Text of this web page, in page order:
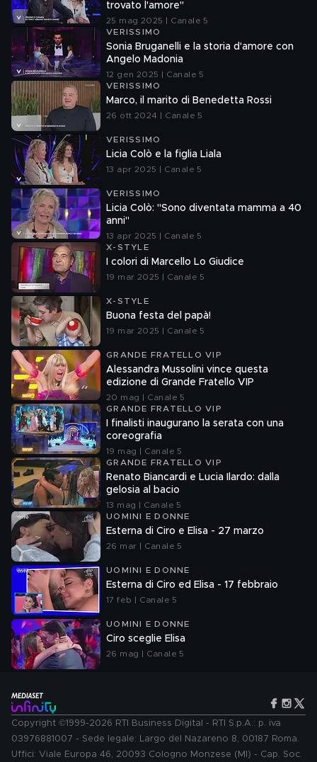
trovato l'amore"
25 mag 2025 | Canale 5
VERISSIMO
Sonia Bruganelli e la storia d'amore con
Angelo Madonia
12 gen 2025 | Canale 5
VERISSIMO
Marco, il marito di Benedetta Rossi
26 ott 2024 | Canale 5
VERISSIMO
Licia Colò e la figlia Liala
13 apr 2025 | Canale 5
VERISSIMO
Licia Colò: "Sono diventata mamma a 40
anni"
13 apr 2025 | Canale 5
X-STYLE
I colori di Marcello Lo Giudice
19 mar 2025 | Canale 5
X-STYLE
Buona festa del papà!
19 mar 2025 | Canale 5
GRANDE FRATELLO VIP
Alessandra Mussolini vince questa
edizione di Grande Fratello VIP
20 mag | Canale 5
GRANDE FRATELLO VIP
I finalisti inaugurano la serata con una
coreografia
19 mag | Canale 5
GRANDE FRATELLO VIP
Renato Biancardi e Lucia Ilardo: dalla
gelosia al bacio
13 mag | Canale 5
UOMINI E DONNE
Esterna di Ciro e Elisa - 27 marzo
26 mar | Canale 5
UOMINI E DONNE
Esterna di Ciro ed Elisa - 17 febbraio
17 feb | Canale 5
UOMINI E DONNE
Ciro sceglie Elisa
26 mag | Canale 5
Copyright ©1999-2026 RTI Business Digital - RTI S.p.A.: p. iva
03976881007 - Sede legale: Largo del Nazareno 8, 00187 Roma.
Uffici: Viale Europa 46, 20093 Cologno Monzese (MI) - Cap. Soc.